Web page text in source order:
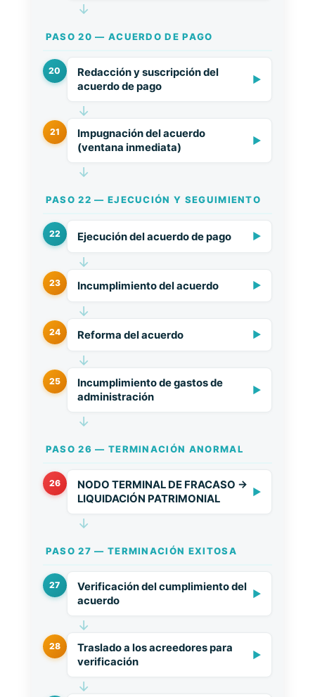
↓
PASO 20 — ACUERDO DE PAGO
20
Redacción y suscripción del
acuerdo de pago
▶
↓
21
Impugnación del acuerdo
(ventana inmediata)
▶
↓
PASO 22 — EJECUCIÓN Y SEGUIMIENTO
22 Ejecución del acuerdo de pago ▶
↓
23 Incumplimiento del acuerdo ▶
↓
24 Reforma del acuerdo ▶
↓
25
Incumplimiento de gastos de
administración
▶
↓
PASO 26 — TERMINACIÓN ANORMAL
26
NODO TERMINAL DE FRACASO →
LIQUIDACIÓN PATRIMONIAL
▶
↓
PASO 27 — TERMINACIÓN EXITOSA
27
Verificación del cumplimiento del
acuerdo
▶
↓
28
Traslado a los acreedores para
verificación
▶
↓